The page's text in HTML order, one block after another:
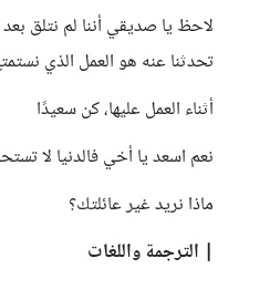
لاحظ يا صديقي أننا لم نتلق بعد
تحدثنا عنه هو العمل الذي
أثناء العمل عليها، كن سعيدًا
نعم اسعد يا أخي فالدنيا لا
ماذا نريد غير عائلتك؟
| الترجمة واللغات